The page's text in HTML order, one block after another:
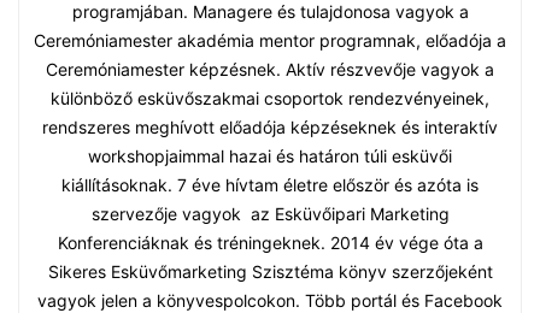
programjában. Managere és tulajdonosa vagyok a
Ceremóniamester akadémia mentor programnak, előadója a
Ceremóniamester képzésnek. Aktív részvevője vagyok a
különböző esküvőszakmai csoportok rendezvényeinek,
rendszeres meghívott előadója képzéseknek és interaktív
workshopjaimmal hazai és határon túli esküvői
kiállításoknak. 7 éve hívtam életre először és azóta is
szervezője vagyok az Esküvőipari Marketing
Konferenciáknak és tréningeknek. 2014 év vége óta a
Sikeres Esküvőmarketing Szisztéma könyv szerzőjeként
vagyok jelen a könyvespolcokon. Több portál és Facebook